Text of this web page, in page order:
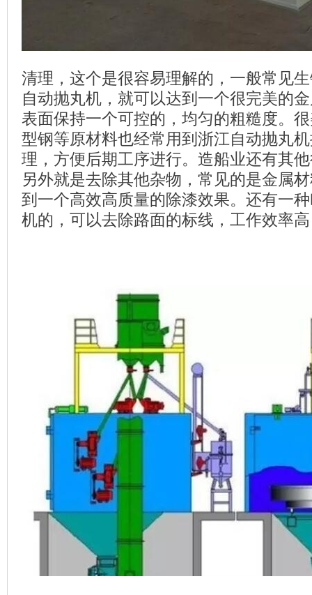
清理，这个是很容易理解的，一般常见
自动抛丸机，就可以达到一个很完美的
表面保持一个可控的，均匀的粗糙度。
型钢等原材料也经常用到浙江自动抛丸
理，方便后期工序进行。造船业还有其
另外就是去除其他杂物，常见的是金属
到一个高效高质量的除漆效果。还有一
机的，可以去除路面的标线，工作效率